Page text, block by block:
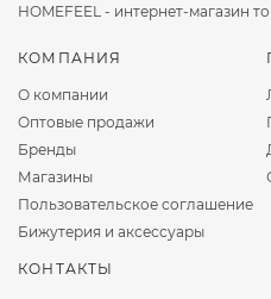
КОМПАНИЯ
О компании
Оптовые продажи
Бренды
Магазины
Пользовательское соглашение
Бижутерия и аксессуары
КОНТАКТЫ
HOMEFEEL - интернет-магазин